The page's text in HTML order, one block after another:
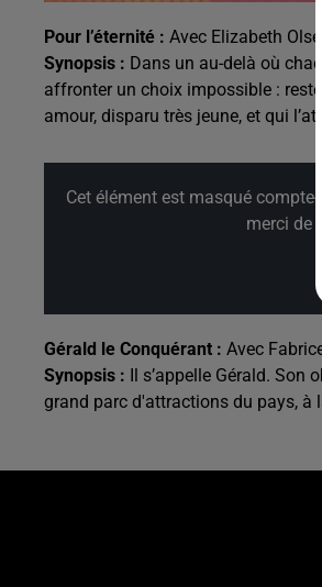
Pour l’éternité : Avec Elizabeth
Synopsis : Dans un au-delà où
affronter un choix impossible :
amour, disparu très jeune, et qui
Cet élément est masqué
merci de
Gérald le Conquérant : Avec
Synopsis : Il s’appelle Gérald. Son
grand parc d'attractions du pays, à